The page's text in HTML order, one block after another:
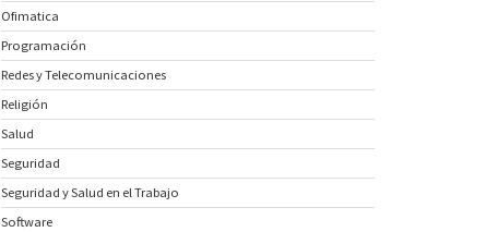
Ofimatica
Programación
Redes y Telecomunicaciones
Religión
Salud
Seguridad
Seguridad y Salud en el Trabajo
Software